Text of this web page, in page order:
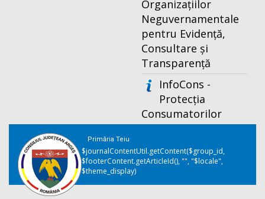
Organizațiilor
Neguvernamentale
pentru Evidență,
Consultare și
Transparență
InfoCons -
Protecția
Consumatorilor
Primăria Teiu
$journalContentUtil.getContent($group_id,
$footerContent.getArticleId(), "", "$locale",
$theme_display)